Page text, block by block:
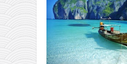
360€
обратно!
Без
виз!